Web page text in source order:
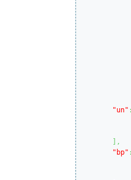
"un"
,
"bp"